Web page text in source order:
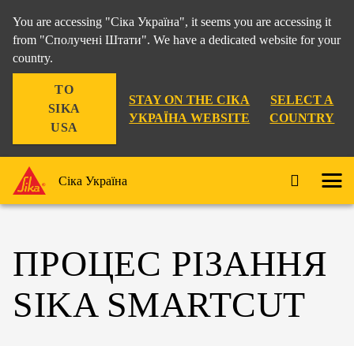
You are accessing "Сіка Україна", it seems you are accessing it
from "Сполучені Штати". We have a dedicated website for your
country.
TO
SIKA
USA
STAY ON THE СІКА
УКРАЇНА WEBSITE
SELECT A
COUNTRY
Сіка Україна
ПРОЦЕС РІЗАННЯ
SIKA SMARTCUT